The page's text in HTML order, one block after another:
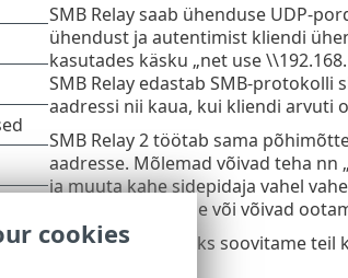
SMB Relay saab ühenduse UDP-
ühendust ja autentimist kliendi
kasutades käsku „net use
SMB Relay edastab SMB-
aadressi nii kaua, kui kliendi arvuti
SMB Relay 2 töötab sama
aadresse. Mõlemad võivad teha
ja muuta kahe sidepidaja vahel
normaalse talitluse või võivad
Rünnete vältimiseks soovitame teil
cookies